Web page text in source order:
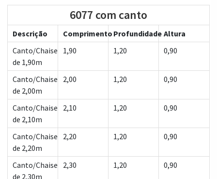
6077 com canto
Descrição Comprimento Profundidade Altura
Canto/Chaise
de 1,90m
1,90 1,20 0,90
Canto/Chaise
de 2,00m
2,00 1,20 0,90
Canto/Chaise
de 2,10m
2,10 1,20 0,90
Canto/Chaise
de 2,20m
2,20 1,20 0,90
Canto/Chaise
de 2,30m
2,30 1,20 0,90